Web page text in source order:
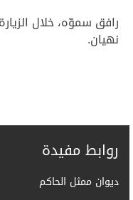
رافق سموّه، خلال
نهيان.
روابط مفيدة
ديوان ممثل الحاكم